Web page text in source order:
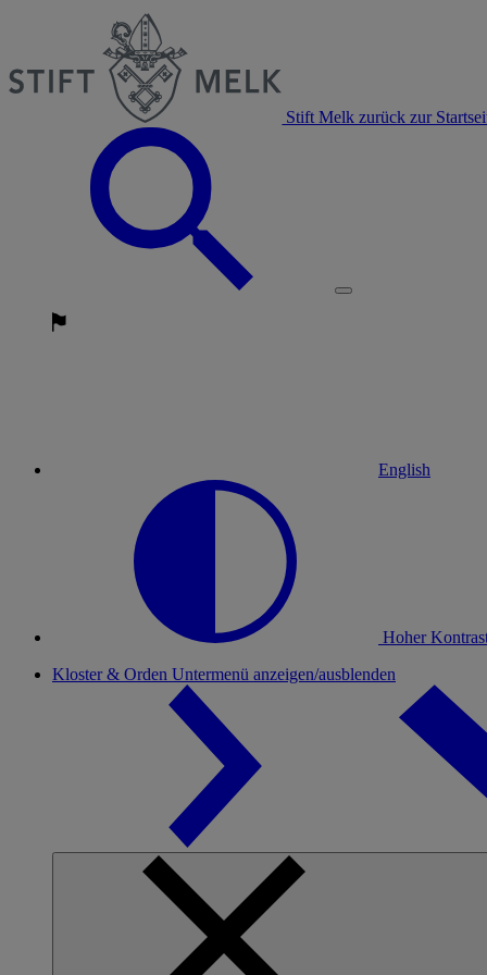
Stift Melk zurück zur
English
Hoher
Kloster & Orden Untermenü anzeigen/ausblenden